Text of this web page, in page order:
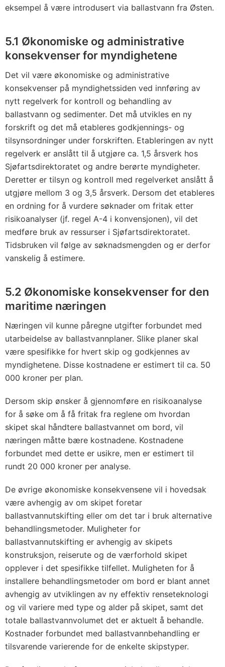
eksempel å være introdusert via ballastvann fra Østen.
5.1 Økonomiske og administrative
konsekvenser for myndighetene
Det vil være økonomiske og administrative
konsekvenser på myndighetssiden ved innføring av
nytt regelverk for kontroll og behandling av
ballastvann og sedimenter. Det må utvikles en ny
forskrift og det må etableres godkjennings- og
tilsynsordninger under forskriften. Etableringen av nytt
regelverk er anslått til å utgjøre ca. 1,5 årsverk hos
Sjøfartsdirektoratet og andre berørte myndigheter.
Deretter er tilsyn og kontroll med regelverket anslått å
utgjøre mellom 3 og 3,5 årsverk. Dersom det etableres
en ordning for å vurdere søknader om fritak etter
risikoanalyser (jf. regel A-4 i konvensjonen), vil det
medføre bruk av ressurser i Sjøfartsdirektoratet.
Tidsbruken vil følge av søknadsmengden og er derfor
vanskelig å estimere.
5.2 Økonomiske konsekvenser for den
maritime næringen
Næringen vil kunne påregne utgifter forbundet med
utarbeidelse av ballastvannplaner. Slike planer skal
være spesifikke for hvert skip og godkjennes av
myndighetene. Disse kostnadene er estimert til ca. 50
000 kroner per plan.
Dersom skip ønsker å gjennomføre en risiko­analyse
for å søke om å få fritak fra reglene om hvordan
skipet skal håndtere ballastvannet om bord, vil
næringen måtte bære kostnadene. Kostnadene
forbundet med dette er usikre, men er estimert til
rundt 20 000 kroner per analyse.
De øvrige økonomiske konsekvensene vil i hovedsak
være avhengig av om skipet foretar
ballastvannutskifting eller om det tar i bruk alternative
behandlingsmetoder. Muligheter for
ballastvannutskifting er avhengig av skipets
konstruksjon, reiserute og de værforhold skipet
opplever i det spesifikke tilfellet. Muligheten for å
installere behandlingsmetoder om bord er blant annet
avhengig av utviklingen av ny effektiv renseteknologi
og vil variere med type og alder på skipet, samt det
totale ballastvannvolumet det er aktuelt å behandle.
Kostnader forbundet med ballastvannbehandling er
tilsvarende varierende for de enkelte skipstyper.